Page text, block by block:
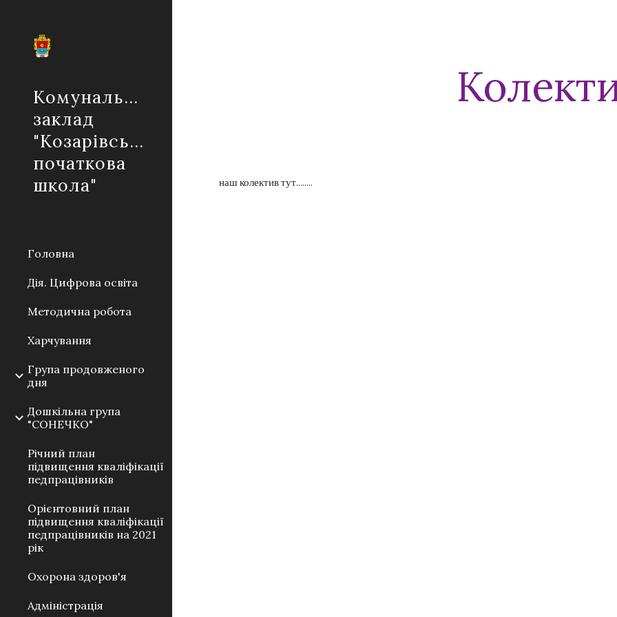
Комунальний
заклад
"Козарівська
початкова
школа"
Головна
Дія. Цифрова освіта
Методична робота
Харчування
Група продовженого
дня
Дошкільна група
"СОНЕЧКО"
Річний план
підвищення кваліфікації
педпрацівників
Орієнтовний план
підвищення кваліфікації
педпрацівників на 2021
рік
Охорона здоров'я
Адміністрація
наш колектив тут........